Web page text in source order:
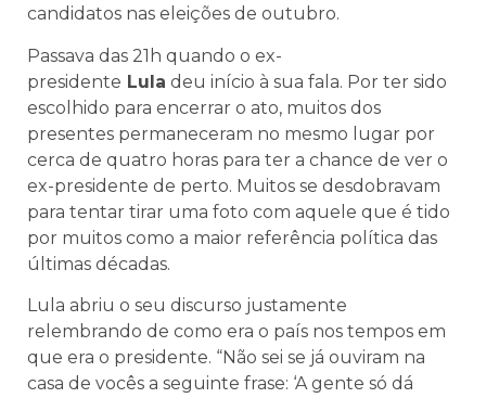
candidatos nas eleições de outubro.
Passava das 21h quando o ex-
presidente Lula deu início à sua fala. Por ter sido
escolhido para encerrar o ato, muitos dos
presentes permaneceram no mesmo lugar por
cerca de quatro horas para ter a chance de ver o
ex-presidente de perto. Muitos se desdobravam
para tentar tirar uma foto com aquele que é tido
por muitos como a maior referência política das
últimas décadas.
Lula abriu o seu discurso justamente
relembrando de como era o país nos tempos em
que era o presidente. “Não sei se já ouviram na
casa de vocês a seguinte frase: ‘A gente só dá